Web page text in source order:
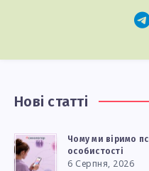
Нові статті
Чому ми віримо
особистості
6 Серпня, 2026